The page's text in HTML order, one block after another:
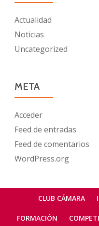
Actualidad
Noticias
Uncategorized
META
Acceder
Feed de entradas
Feed de comentarios
WordPress.org
Menú
secundario
CLUB CÁMARA
FORMACIÓN